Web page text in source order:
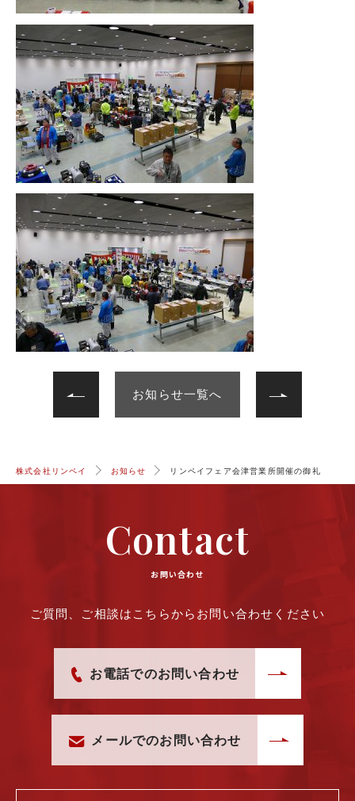
お知らせ一覧へ
株式会社リンペイ お知らせ リンペイフェア会津営業所開催の御礼
Contact
お問い合わせ
ご質問、ご相談はこちらからお問い合わせください
お電話でのお問い合わせ
メールでのお問い合わせ